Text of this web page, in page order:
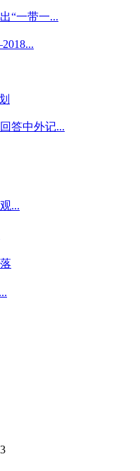
“一带一...
答中外记...
...